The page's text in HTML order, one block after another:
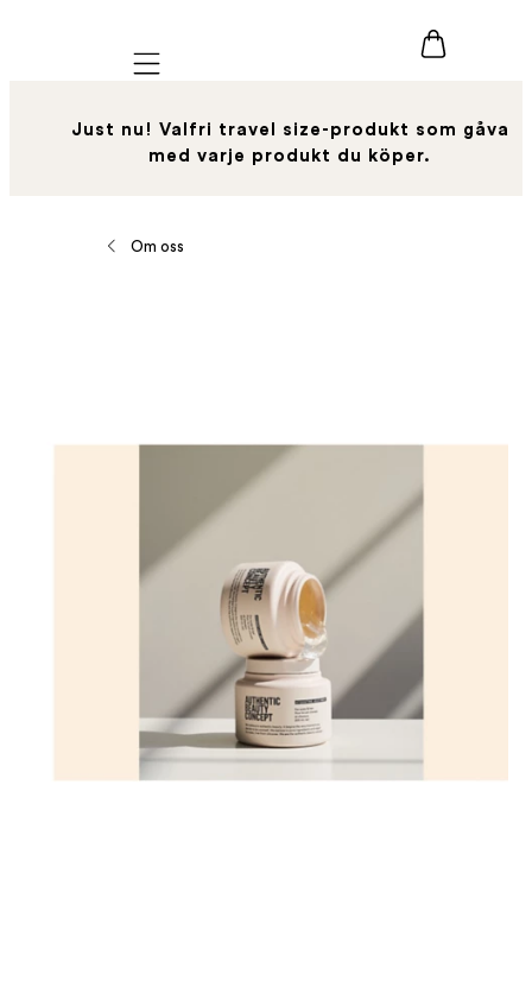
Mobile navigation
Just nu! Valfri travel size-produkt som gåva
med varje produkt du köper.
Om oss